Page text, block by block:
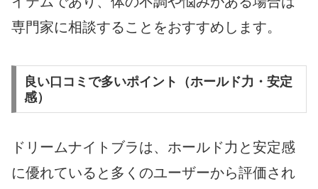
専門家に相談することをおすすめします。
良い口コミで多いポイント（ホールド力・安定
感）
ドリームナイトブラは、ホールド力と安定感
に優れていると多くのユーザーから評価され